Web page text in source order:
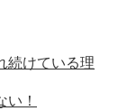
続けている理
！